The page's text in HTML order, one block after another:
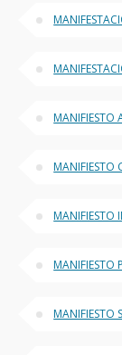
MANIFIESTO
MANIFIESTO
MANIFIESTO
MANIFIESTO
MANIFIESTO